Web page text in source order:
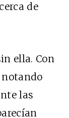
de
ella. Con
notando
las